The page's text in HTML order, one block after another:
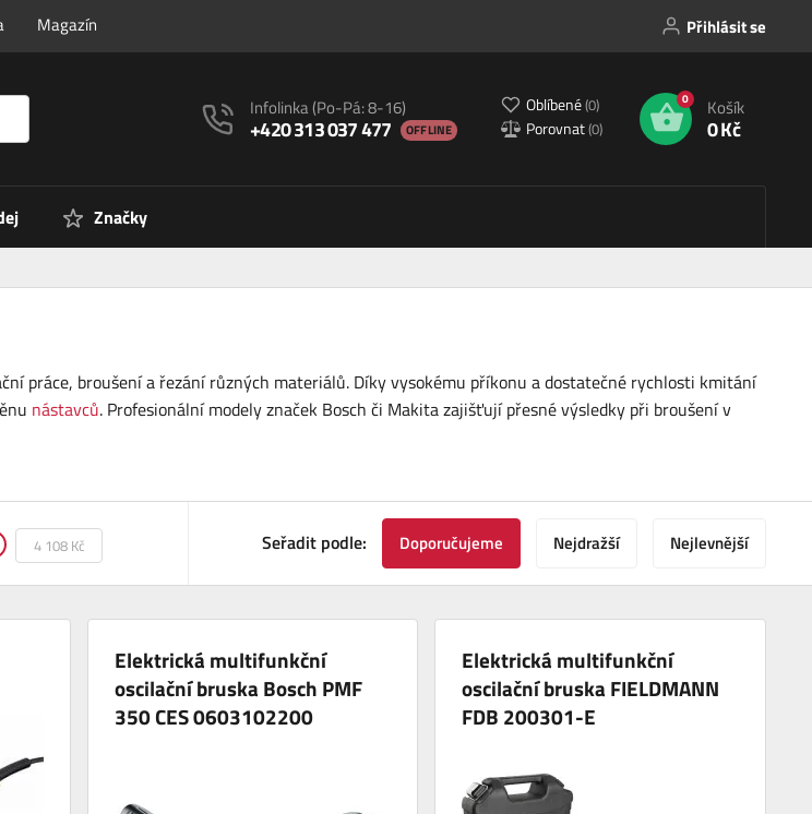
Magazín Přihlásit se
Infolinka(Po-Pá: 8-16)
+420 313 037 477 OFFLINE
Oblíbené(0)
Porovnat(0)
0 Košík
0 Kč
Značky
práce, broušení a řezání různých materiálů. Díky vysokému příkonu a dostatečné rychlosti kmitání
nástavců. Profesionální modely značek Bosch či Makita zajišťují přesné výsledky při broušení v
Seřadit podle: Doporučujeme Nejdražší Nejlevnější
Elektrická multifunkční
oscilační bruska Bosch PMF
350 CES 0603102200
Elektrická multifunkční
oscilační bruska FIELDMANN
FDB 200301-E